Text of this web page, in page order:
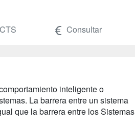
Consultar
inteligente o
La barrera entre un sistema
que la barrera entre los Sistemas